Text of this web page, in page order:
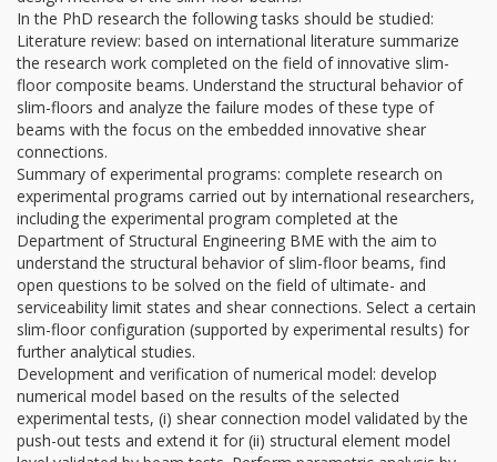
In the PhD research the following tasks should be studied:
Literature review: based on international literature summarize
the research work completed on the field of innovative slim-
floor composite beams. Understand the structural behavior of
slim-floors and analyze the failure modes of these type of
beams with the focus on the embedded innovative shear
connections.
Summary of experimental programs: complete research on
experimental programs carried out by international researchers,
including the experimental program completed at the
Department of Structural Engineering BME with the aim to
understand the structural behavior of slim-floor beams, find
open questions to be solved on the field of ultimate- and
serviceability limit states and shear connections. Select a certain
slim-floor configuration (supported by experimental results) for
further analytical studies.
Development and verification of numerical model: develop
numerical model based on the results of the selected
experimental tests, (i) shear connection model validated by the
push-out tests and extend it for (ii) structural element model